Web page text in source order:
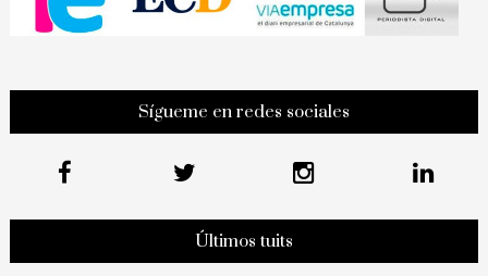
Sígueme en redes sociales
Últimos tuits